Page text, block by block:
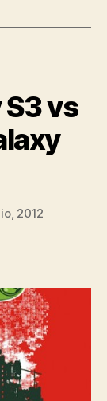
vs
2012